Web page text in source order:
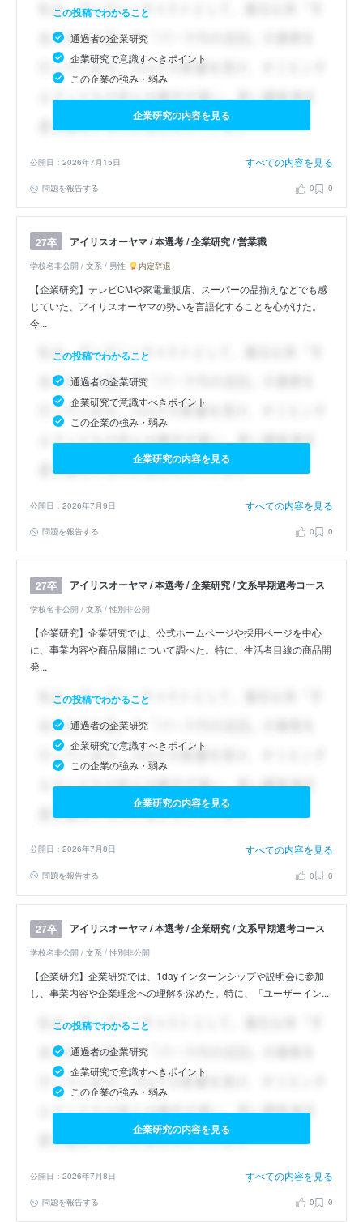
この投稿でわかること
通過者の企業研究
企業研究で意識すべきポイント
この企業の強み・弱み
企業研究の内容を見る
公開日：2026年7月15日 すべての内容を見る
問題を報告する 0 0
27卒 アイリスオーヤマ / 本選考 / 企業研究 / 営業職
学校名非公開 / 文系 / 男性 内定辞退
【企業研究】テレビCMや家電量販店、スーパーの品揃えなどでも感
じていた、アイリスオーヤマの勢いを言語化することを心がけた。
今...
この投稿でわかること
通過者の企業研究
企業研究で意識すべきポイント
この企業の強み・弱み
企業研究の内容を見る
公開日：2026年7月9日 すべての内容を見る
問題を報告する 0 0
27卒 アイリスオーヤマ / 本選考 / 企業研究 / 文系早期選考コース
学校名非公開 / 文系 / 性別非公開
【企業研究】企業研究では、公式ホームページや採用ページを中心
に、事業内容や商品展開について調べた。特に、生活者目線の商品開
発...
この投稿でわかること
通過者の企業研究
企業研究で意識すべきポイント
この企業の強み・弱み
企業研究の内容を見る
公開日：2026年7月8日 すべての内容を見る
問題を報告する 0 0
27卒 アイリスオーヤマ / 本選考 / 企業研究 / 文系早期選考コース
学校名非公開 / 文系 / 性別非公開
【企業研究】企業研究では、1dayインターンシップや説明会に参加
し、事業内容や企業理念への理解を深めた。特に、「ユーザーイン...
この投稿でわかること
通過者の企業研究
企業研究で意識すべきポイント
この企業の強み・弱み
企業研究の内容を見る
公開日：2026年7月8日 すべての内容を見る
問題を報告する 0 0